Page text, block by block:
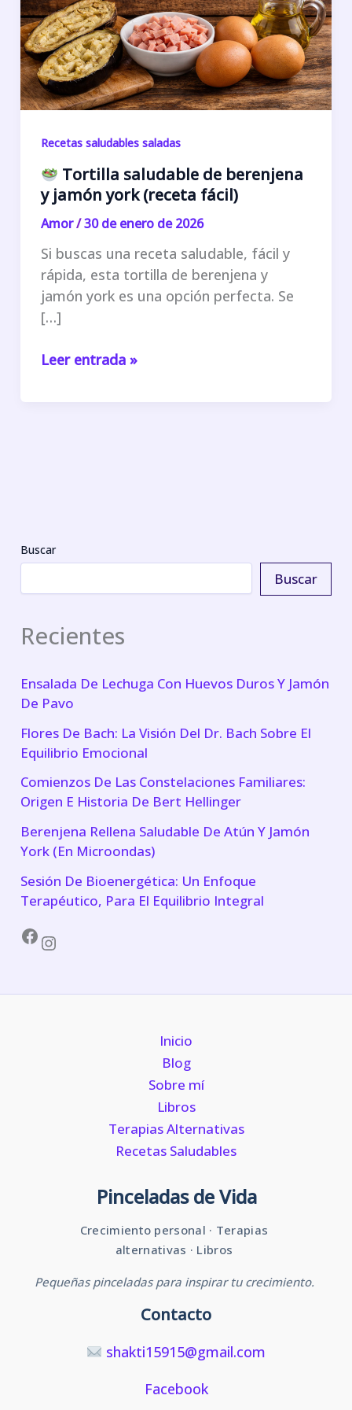
Recetas saludables saladas
Tortilla saludable de berenjena
y jamón york (receta fácil)
Amor/30 de enero de 2026
Si buscas una receta saludable, fácil y
rápida, esta tortilla de berenjena y
jamón york es una opción perfecta. Se
[…]
fácil)
Leer entrada »
Buscar
Buscar
Recientes
Ensalada De Lechuga Con Huevos Duros Y Jamón
De Pavo
Flores De Bach: La Visión Del Dr. Bach Sobre El
Equilibrio Emocional
Comienzos De Las Constelaciones Familiares:
Origen E Historia De Bert Hellinger
Berenjena Rellena Saludable De Atún Y Jamón
York (En Microondas)
Sesión De Bioenergética: Un Enfoque
Terapéutico, Para El Equilibrio Integral
Facebook Instagram
Inicio
Blog
Sobre mí
Libros
Terapias Alternativas
Recetas Saludables
Pinceladas de Vida
Crecimiento personal · Terapias
alternativas · Libros
Pequeñas pinceladas para inspirar tu crecimiento.
Contacto
shakti15915@gmail.com
Facebook